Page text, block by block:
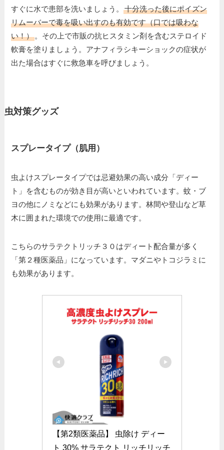
すぐに水で患部を洗いましょう。十分洗った後にポイズン
リムーバーで毒を吸い出すのも有効です（口では吸わな
い！） 。その上で市販の抗ヒスタミン剤を含むステロイド
軟膏を塗りましょう。アナフィラシキーショックの症状が
出た場合はすぐに救急車を呼びましょう。
虫対策グッズ
スプレータイプ（肌用）
虫よけスプレータイプでは忌避効果の高い成分「ディー
ト」を含むものが効き目が高いといわれています。蚊・ブ
ヨの他にノミなどにも効果があります。林間や登山など草
木に囲まれた環境での使用に最適です。
こちらのサラテクトリッチ３０はディート配合量が多く
「第２種医薬品」になっています。マダニやトコジラミに
も効果があります。
【第2類医薬品】 虫除け ディー
ト 30% サラテクト リッチリッチ